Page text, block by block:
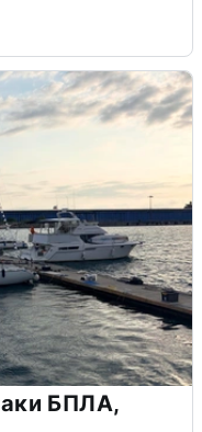
БПЛА,